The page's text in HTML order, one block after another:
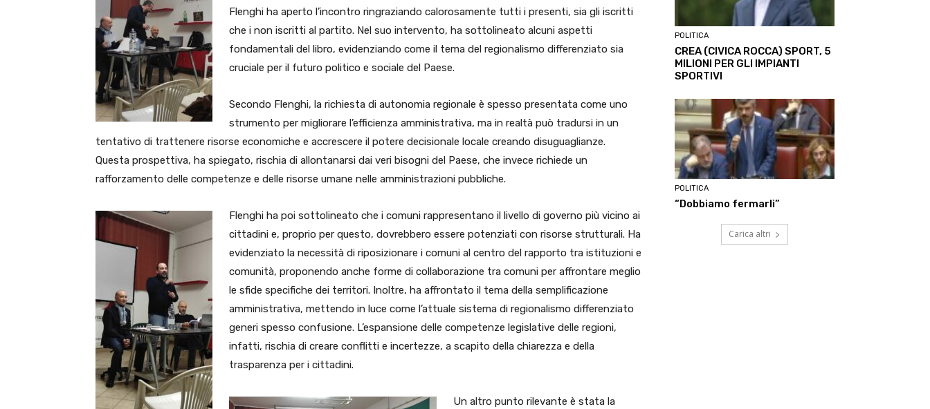
Flenghi ha aperto l’incontro ringraziando calorosamente tutti i presenti, sia gli iscritti
che i non iscritti al partito. Nel suo intervento, ha sottolineato alcuni aspetti
fondamentali del libro, evidenziando come il tema del regionalismo differenziato sia
cruciale per il futuro politico e sociale del Paese.
Secondo Flenghi, la richiesta di autonomia regionale è spesso presentata come uno
strumento per migliorare l’efficienza amministrativa, ma in realtà può tradursi in un
tentativo di trattenere risorse economiche e accrescere il potere decisionale locale creando disuguaglianze.
Questa prospettiva, ha spiegato, rischia di allontanarsi dai veri bisogni del Paese, che invece richiede un
rafforzamento delle competenze e delle risorse umane nelle amministrazioni pubbliche.
Flenghi ha poi sottolineato che i comuni rappresentano il livello di governo più vicino ai
cittadini e, proprio per questo, dovrebbero essere potenziati con risorse strutturali. Ha
evidenziato la necessità di riposizionare i comuni al centro del rapporto tra istituzioni e
comunità, proponendo anche forme di collaborazione tra comuni per affrontare meglio
le sfide specifiche dei territori. Inoltre, ha affrontato il tema della semplificazione
amministrativa, mettendo in luce come l’attuale sistema di regionalismo differenziato
generi spesso confusione. L’espansione delle competenze legislative delle regioni,
infatti, rischia di creare conflitti e incertezze, a scapito della chiarezza e della
trasparenza per i cittadini.
Un altro punto rilevante è stata la
POLITICA
CREA (CIVICA ROCCA) SPORT, 5
MILIONI PER GLI IMPIANTI
SPORTIVI
POLITICA
“Dobbiamo fermarli”
Carica altri